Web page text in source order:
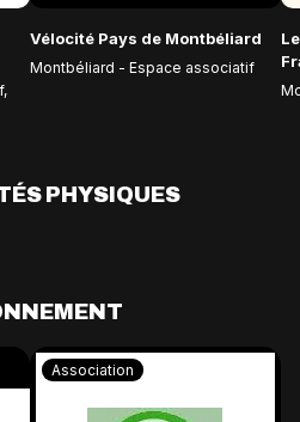
Vélocité Pays de Montbéliard
Montbéliard - Espace associatif
PHYSIQUES
Association